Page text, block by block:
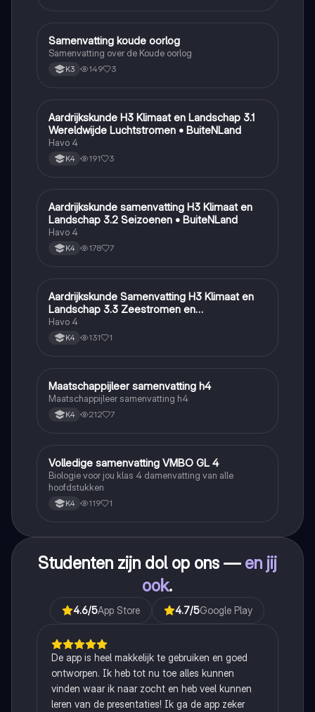
Geschiedenis
Samenvatting koude oorlog
Samenvatting over de Koude oorlog
K3 149 3
Aardrijkskunde
Aardrijkskunde H3 Klimaat en Landschap 3.1
Wereldwijde Luchtstromen • BuiteNLand
Havo 4
K4 191 3
Aardrijkskunde
Aardrijkskunde samenvatting H3 Klimaat en
Landschap 3.2 Seizoenen • BuiteNLand
Havo 4
K4 178 7
Aardrijkskunde
Aardrijkskunde Samenvatting H3 Klimaat en
Landschap 3.3 Zeestromen en
Klimaatgebieden • BuiteNLand
Havo 4
K4 131 1
Maatschappijleer
Maatschappijleer samenvatting h4
Maatschappijleer samenvatting h4
K4 212 7
Biologie
Volledige samenvatting VMBO GL 4
Biologie voor jou klas 4 damenvatting van alle
hoofdstukken
K4 119 1
Studenten zijn dol op ons — en jij
ook.
4.6/5App Store 4.7/5Google Play
De app is heel makkelijk te gebruiken en goed
ontworpen. Ik heb tot nu toe alles kunnen
vinden waar ik naar zocht en heb veel kunnen
leren van de presentaties! Ik ga de app zeker